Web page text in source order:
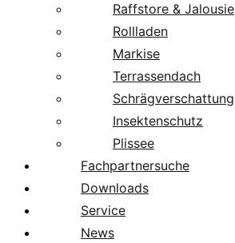
Raffstore & Jalousie
Rollladen
Markise
Terrassendach
Schrägverschattung
Insektenschutz
Plissee
Fachpartnersuche
Downloads
Service
News